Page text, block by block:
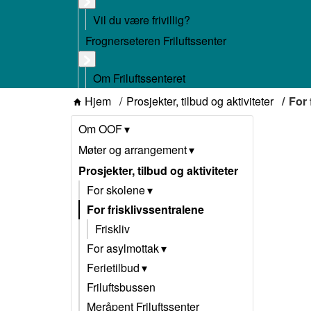
Vil du være frivillig?
Frognerseteren Friluftssenter
Om Friluftssenteret
Hjem Prosjekter, tilbud og aktiviteter
For
Om OOF
Møter og arrangement
Prosjekter, tilbud og aktiviteter
For skolene
For frisklivssentralene
Friskliv
For asylmottak
Ferietilbud
Friluftsbussen
Meråpent Friluftssenter